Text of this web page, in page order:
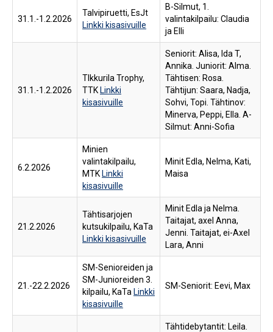
31.1.-1.2.2026
Talvipiruetti, EsJt
Linkki kisasivuille
B-Silmut, 1.
valintakilpailu: Claudia
ja Elli
31.1.-1.2.2026
TIkkurila Trophy,
TTK Linkki
kisasivuille
Seniorit: Alisa, Ida T,
Annika. Juniorit: Alma.
Tähtisen: Rosa.
Tähtijun: Saara, Nadja,
Sohvi, Topi. Tähtinov:
Minerva, Peppi, Ella. A-
Silmut: Anni-Sofia
6.2.2026
Minien
valintakilpailu,
MTK Linkki
kisasivuille
Minit Edla, Nelma, Kati,
Maisa
21.2.2026
Tähtisarjojen
kutsukilpailu, KaTa
Linkki kisasivuille
Minit Edla ja Nelma.
Taitajat, axel Anna,
Jenni. Taitajat, ei-Axel
Lara, Anni
21.-22.2.2026
SM-Senioreiden ja
SM-Junioreiden 3.
kilpailu, KaTa Linkki
kisasivuille
SM-Seniorit: Eevi, Max
Tähtidebytantit: Leila.